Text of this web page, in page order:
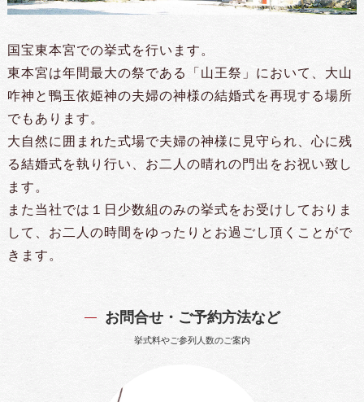
国宝東本宮での挙式を行います。
東本宮は年間最大の祭である「山王祭」において、大山
咋神と鴨玉依姫神の夫婦の神様の結婚式を再現する場所
でもあります。
大自然に囲まれた式場で夫婦の神様に見守られ、心に残
る結婚式を執り行い、お二人の晴れの門出をお祝い致し
ます。
また当社では１日少数組のみの挙式をお受けしておりま
して、お二人の時間をゆったりとお過ごし頂くことがで
きます。
お問合せ・ご予約方法など
挙式料やご参列人数のご案内